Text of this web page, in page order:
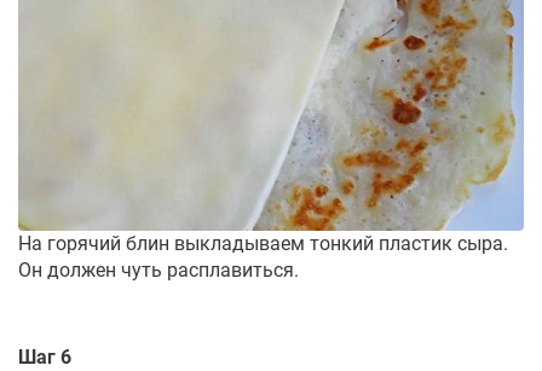
На горячий блин выкладываем тонкий пластик сыра.
Он должен чуть расплавиться.
Шаг 6